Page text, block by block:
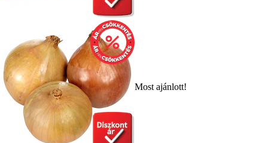
Most ajánlott!